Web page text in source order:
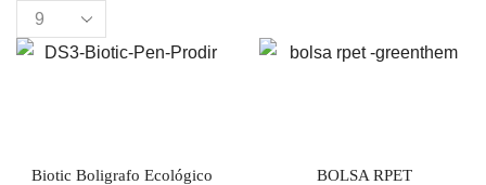
Products
per
Biotic Boligrafo Ecológico BOLSA RPET